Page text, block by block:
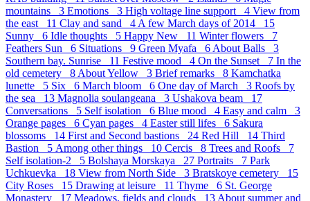
mountains 3 Emotions 3 High voltage line support 4 View from
the east 11 Clay and sand 4 A few March days of 2014 15
Sunny 6 Idle thoughts 5 Happy New 11 Winter flowers 7
Feathers Sun 6 Situations 9 Green Myafa 6 About Balls 3
Southern bay. Sunrise 11 Festive mood 4 On the Sunset 7 In the
old cemetery 8 About Yellow 3 Brief remarks 8 Kamchatka
lunette 5 Six 6 March bloom 6 One day of March 3 Roofs by
the sea 13 Magnolia soulangeana 3 Ushakova beam 17
Conversations 5 Self isolation 6 Blue mood 4 Easy and calm 3
Orange pages 6 Cyan pages 4 Easter still lifes 6 Sakura
blossoms 14 First and Second bastions 24 Red Hill 14 Third
Bastion 5 Аmong other things 10 Cercis 8 Trees and Roofs 7
Self isolation-2 5 Bolshaya Morskaya 27 Portraits 7 Park
Uchkuevka 18 View from North Side 3 Bratskoye cemetery 15
City Roses 15 Drawing at leisure 11 Thyme 6 St. George
Monastery 17 Meadows, fields and clouds 13 About summer and